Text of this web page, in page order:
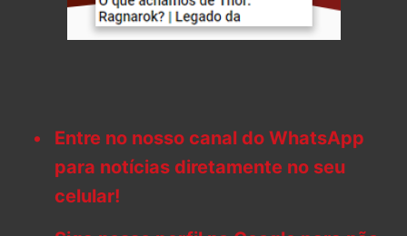
Entre no nosso canal do WhatsApp
para notícias diretamente no seu
celular!